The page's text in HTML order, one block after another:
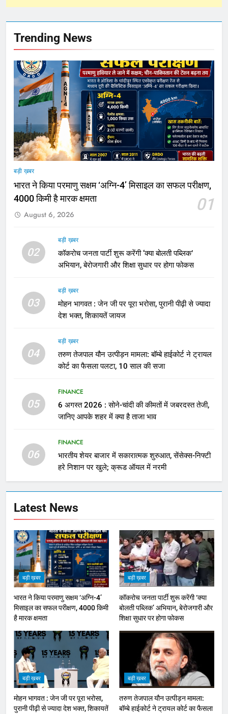
Trending News
बड़ी ख़बर
भारत ने किया परमाणु सक्षम ‘अग्नि-4’ मिसाइल का सफल परीक्षण,
4000 किमी है मारक क्षमता
01
August 6, 2026
02
बड़ी ख़बर
कॉकरोच जनता पार्टी शुरू करेंगी ‘क्या बोलती पब्लिक’
अभियान, बेरोजगारी और शिक्षा सुधार पर होगा फोकस
03
बड़ी ख़बर
मोहन भागवत : जेन जी पर पूरा भरोसा, पुरानी पीढ़ी से ज्यादा
देश भक्त, शिकायतें जायज
04
बड़ी ख़बर
तरुण तेजपाल यौन उत्पीड़न मामला: बॉम्बे हाईकोर्ट ने ट्रायल
कोर्ट का फैसला पलटा, 10 साल की सजा
05
FINANCE
6 अगस्त 2026 : सोने-चांदी की कीमतों में जबरदस्त तेजी,
जानिए आपके शहर में क्या है ताजा भाव
06
FINANCE
भारतीय शेयर बाजार में सकारात्मक शुरुआत, सेंसेक्स-निफ्टी
हरे निशान पर खुले; क्रूड ऑयल में नरमी
Latest News
बड़ी ख़बर
भारत ने किया परमाणु सक्षम ‘अग्नि-4’
मिसाइल का सफल परीक्षण, 4000 किमी
है मारक क्षमता
बड़ी ख़बर
कॉकरोच जनता पार्टी शुरू करेंगी ‘क्या
बोलती पब्लिक’ अभियान, बेरोजगारी और
शिक्षा सुधार पर होगा फोकस
बड़ी ख़बर
मोहन भागवत : जेन जी पर पूरा भरोसा,
पुरानी पीढ़ी से ज्यादा देश भक्त, शिकायतें
बड़ी ख़बर
तरुण तेजपाल यौन उत्पीड़न मामला:
बॉम्बे हाईकोर्ट ने ट्रायल कोर्ट का फैसला